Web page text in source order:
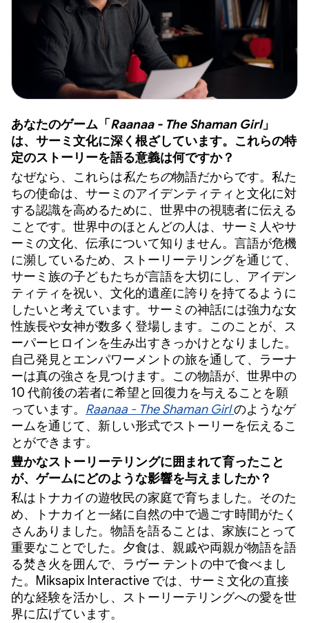
あなたのゲーム「 Raanaa - The Shaman Girl」
は、サーミ文化に深く根ざしています。これらの特
定のストーリーを語る意義は何ですか？
なぜなら、これらは私たちの物語だからです。私た
ちの使命は、サーミのアイデンティティと文化に対
する認識を高めるために、世界中の視聴者に伝える
ことです。世界中のほとんどの人は、サーミ人やサ
ーミの文化、伝承について知りません。言語が危機
に瀕しているため、ストーリーテリングを通じて、
サーミ族の子どもたちが言語を大切にし、アイデン
ティティを祝い、文化的遺産に誇りを持てるように
したいと考えています。サーミの神話には強力な女
性族長や女神が数多く登場します。このことが、ス
ーパーヒロインを生み出すきっかけとなりました。
自己発見とエンパワーメントの旅を通して、ラーナ
ーは真の強さを見つけます。この物語が、世界中の
10 代前後の若者に希望と回復力を与えることを願
っています。 Raanaa - The Shaman Girlのようなゲ
ームを通じて、新しい形式でストーリーを伝えるこ
とができます。
豊かなストーリーテリングに囲まれて育ったこと
が、ゲームにどのような影響を与えましたか？
私はトナカイの遊牧民の家庭で育ちました。そのた
め、トナカイと一緒に自然の中で過ごす時間がたく
さんありました。物語を語ることは、家族にとって
重要なことでした。夕食は、親戚や両親が物語を語
る焚き火を囲んで、ラヴー テントの中で食べまし
た。Miksapix Interactive では、サーミ文化の直接
的な経験を活かし、ストーリーテリングへの愛を世
界に広げています。